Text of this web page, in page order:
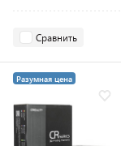
Сравнить
Разумная цена